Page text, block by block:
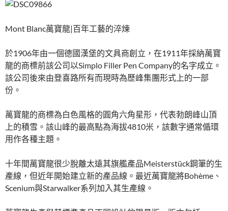
Mont Blanc萬寶龍|百年工藝的淬煉
於1906年由一個德國漢堡的文具商創立，在1911年採納萬寶
龍的商標前該公司以Simplo Filler Pen Company的名字成立。
該公司後來由登喜路所有而現時為歷峰集團形式上的一部
份。
萬寶龍的商標為白色風格的圓角六角星形，代表勃朗峰山頂
上的積雪。該山峰的最高點為海拔4810米，該數字通常偱環
用作各種主題。
十年間萬寶龍很少脫離太遠其旗艦產品Meisterstück鋼筆的生
產線，但近年開始建立新的產品線。最近萬寶龍將Bohème、
Scenium與Starwalker系列加入其生產線。